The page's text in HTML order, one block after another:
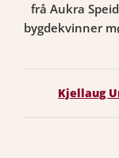
frå Aukra
bygdekvinner
Kjellaug